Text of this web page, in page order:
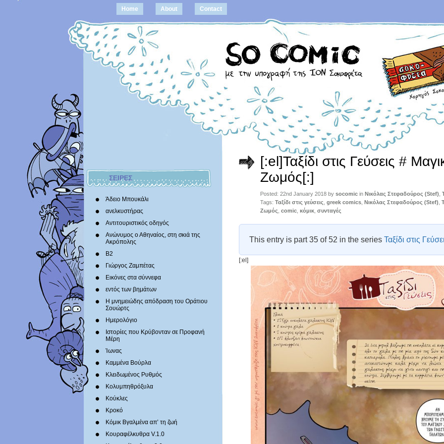
Home About Contact
ΣΕΙΡΕΣ
Άδειο Μπουκάλι
ανελκυστήρας
Αντιτουριστικός οδηγός
Ανώνυμος ο Αθηναίος, στη σκιά της
Ακρόπολης
Β2
Γιώργος Ζαμπέτας
Εικόνες στα σύννεφα
εντός των βημάτων
Η μνημειώδης απόδραση του Οράτιου
Σουώρτς
Ημερολόγιο
Ιστορίες που Κρύβονταν σε Προφανή
Μέρη
Ίωνας
Καμμένα Βούρλα
Κλειδωμένος Ρυθμός
Κολυμπηθρόξυλα
Κούκλες
Κροκό
Κόμικ Βγαλμένα απ’ τη ζωή
Κουραφέλκυθρα V.1.0
[:el]Ταξίδι στις Γεύσεις #
Ζωμός[:]
Posted: 22nd January 2018 by socomic in Νικόλας Στεφαδούρος (Stef)
Tags: Ταξίδι στις γεύσεις greek comics Νικόλας Στεφαδούρος (Stef)
Ζωμός comic κόμικ συνταγές
This entry is part 35 of 52 in the series Ταξίδι στις
[:el]